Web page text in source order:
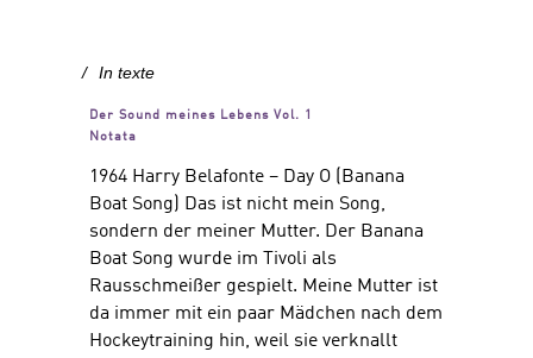
In texte
Der Sound meines Lebens Vol. 1
Notata
1964 Harry Belafonte – Day O (Banana
Boat Song) Das ist nicht mein Song,
sondern der meiner Mutter. Der Banana
Boat Song wurde im Tivoli als
Rausschmeißer gespielt. Meine Mutter ist
da immer mit ein paar Mädchen nach dem
Hockeytraining hin, weil sie verknallt